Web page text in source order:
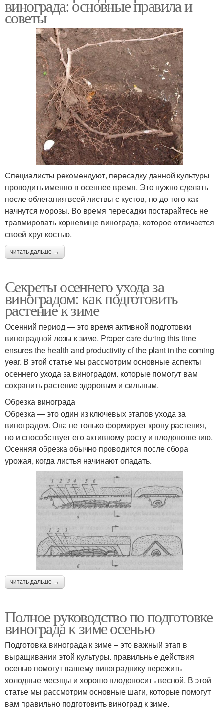
винограда: основные правила и
советы
Специалисты рекомендуют, пересадку данной культуры
проводить именно в осеннее время. Это нужно сделать
после облетания всей листвы с кустов, но до того как
начнутся морозы. Во время пересадки постарайтесь не
травмировать корневище винограда, которое отличается
своей хрупкостью.
читать дальше →
Секреты осеннего ухода за
виноградом: как подготовить
растение к зиме
Осенний период — это время активной подготовки
виноградной лозы к зиме. Proper care during this time
ensures the health and productivity of the plant in the coming
year. В этой статье мы рассмотрим основные аспекты
осеннего ухода за виноградом, которые помогут вам
сохранить растение здоровым и сильным.
Обрезка винограда
Обрезка — это один из ключевых этапов ухода за
виноградом. Она не только формирует крону растения,
но и способствует его активному росту и плодоношению.
Осенняя обрезка обычно проводится после сбора
урожая, когда листья начинают опадать.
читать дальше →
Полное руководство по подготовке
винограда к зиме осенью
Подготовка винограда к зиме – это важный этап в
выращивании этой культуры. правильные действия
осенью помогут вашему винограднику пережить
холодные месяцы и хорошо плодоносить весной. В этой
статье мы рассмотрим основные шаги, которые помогут
вам правильно подготовить виноград к зиме.